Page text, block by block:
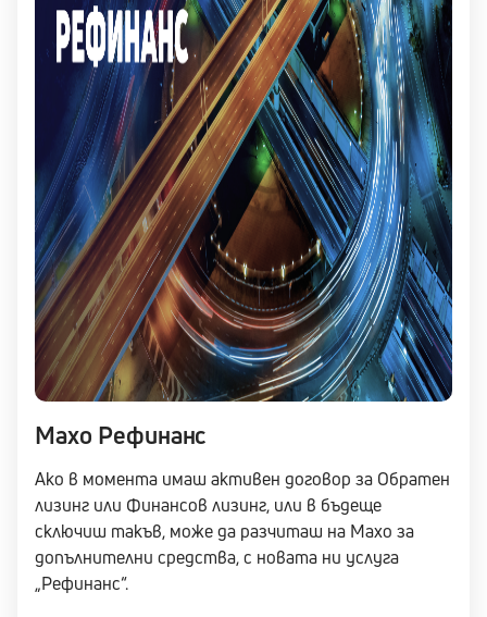
Махо Рефинанс
Ако в момента имаш активен договор за Обратен
лизинг или Финансов лизинг, или в бъдеще
сключиш такъв, може да разчиташ на Maxo за
допълнителни средства, с новата ни услуга
„Рефинанс“.